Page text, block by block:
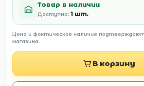
Товар в наличии
Доступно: 1 шт.
Цена и фактическое наличие
магазина.
В корзину